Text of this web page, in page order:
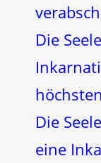
Die
Die
eine